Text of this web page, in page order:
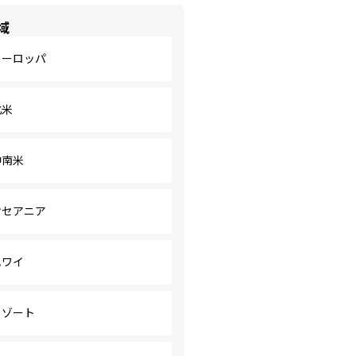
ロッパ
米
アニア
イ
ート